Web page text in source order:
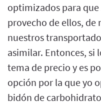
optimizados para
provecho de ellos, de
nuestros
asimilar. Entonces, si
tema de precio y es
opción por la que yo
bidón de